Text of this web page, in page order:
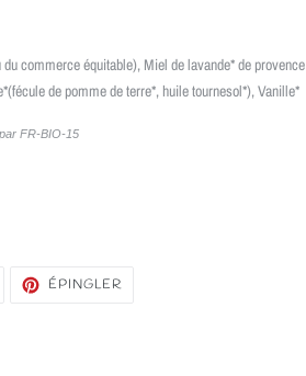
commerce équitable), Miel de lavande* de provence
de pomme de terre*, huile tournesol*), Vanille*
FR-BIO-15
TWEETERÉPINGLER